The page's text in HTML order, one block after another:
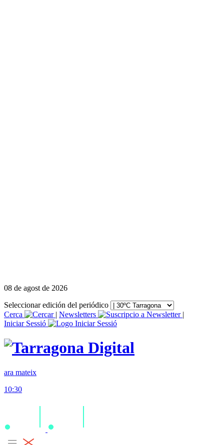
08 de agost de 2026
Seleccionar edición del periódico
Cerca
| Newsletters
|
Iniciar Sessió
ara mateix
10:30